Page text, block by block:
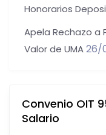
Convenio OIT
Salario
Honorarios
Apela Rechazo a
Valor de UMA26/